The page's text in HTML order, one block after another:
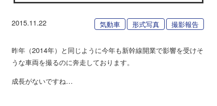
2015.11.22 気動車 形式写真 撮影報告
昨年（2014年）と同じように今年も新幹線開業で影響を受けそ
うな車両を撮るのに奔走しております。
成長がないですね…